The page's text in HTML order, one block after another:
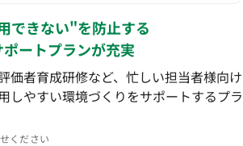
できない"を防止する
ポートプランが充実
価者育成研修など、忙しい担当者様向け
しやすい環境づくりをサポートするプラ
ください